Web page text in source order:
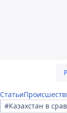
Статьи
#Казахстан в